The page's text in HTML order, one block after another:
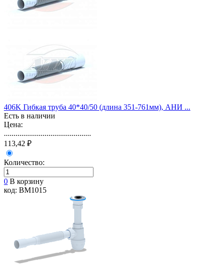
406K Гибкая труба 40*40/50 (длина 351-761мм), АНИ ...
Есть в наличии
Цена:
.............................................
113,42 ₽
Количество:
0 В корзину
код: BM1015